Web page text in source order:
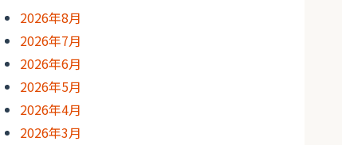
2026年8月
2026年7月
2026年6月
2026年5月
2026年4月
2026年3月